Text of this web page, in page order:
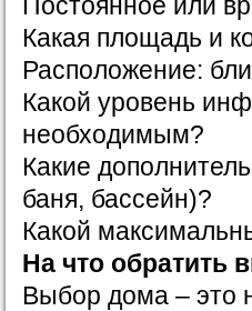
Какая площадь и
Расположение:
Какой уровень
необходимым?
Какие
баня, бассейн)?
Какой
На что обратить
Выбор дома – это